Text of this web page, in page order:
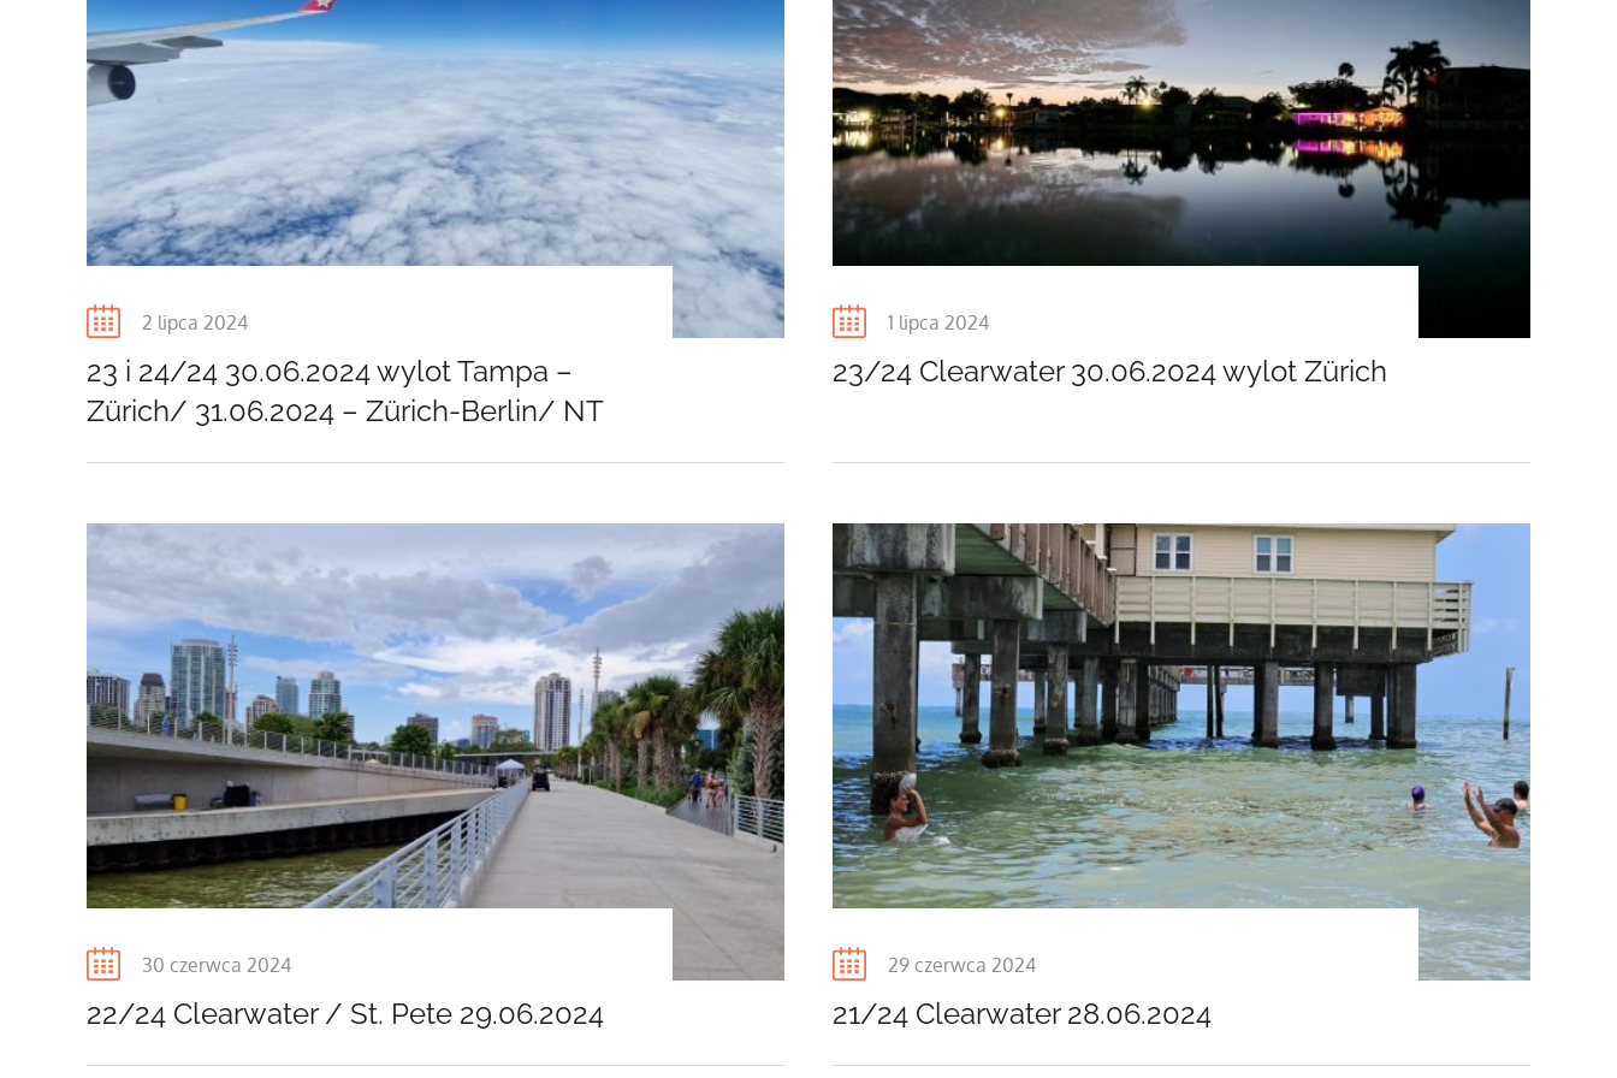
Posted
2 lipca 2024
23 i 24/24 30.06.2024 wylot Tampa –
Zürich/ 31.06.2024 – Zürich-Berlin/ NT
Posted
1 lipca 2024
23/24 Clearwater 30.06.2024 wylot Zürich
Posted
30 czerwca 2024
22/24 Clearwater / St. Pete 29.06.2024
Posted
29 czerwca 2024
21/24 Clearwater 28.06.2024